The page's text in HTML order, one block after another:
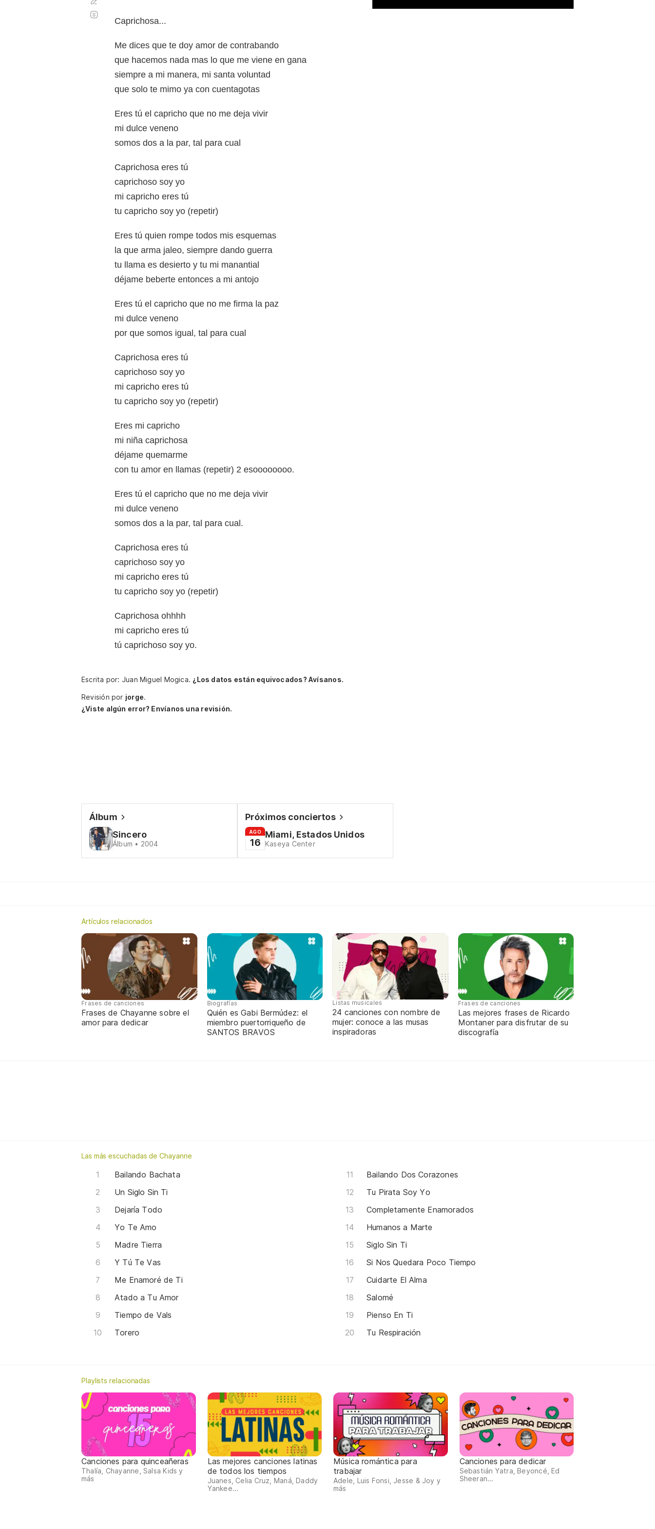
Caprichosa...
Me dices que te doy amor de contrabando
que hacemos nada mas lo que me viene en gana
siempre a mi manera, mi santa voluntad
que solo te mimo ya con cuentagotas
Eres tú el capricho que no me deja vivir
mi dulce veneno
somos dos a la par, tal para cual
Caprichosa eres tú
caprichoso soy yo
mi capricho eres tú
tu capricho soy yo (repetir)
Eres tú quien rompe todos mis esquemas
la que arma jaleo, siempre dando guerra
tu llama es desierto y tu mi manantial
déjame beberte entonces a mi antojo
Eres tú el capricho que no me firma la paz
mi dulce veneno
por que somos igual, tal para cual
Caprichosa eres tú
caprichoso soy yo
mi capricho eres tú
tu capricho soy yo (repetir)
Eres mi capricho
mi niña caprichosa
déjame quemarme
con tu amor en llamas (repetir) 2 esoooooooo.
Eres tú el capricho que no me deja vivir
mi dulce veneno
somos dos a la par, tal para cual.
Caprichosa eres tú
caprichoso soy yo
mi capricho eres tú
tu capricho soy yo (repetir)
Caprichosa ohhhh
mi capricho eres tú
tú caprichoso soy yo.
automático
Escrita por: Juan Miguel Mogica. ¿Los datos están equivocados? Avísanos.
Revisión por jorge.
¿Viste algún error? Envíanos una revisión.
Álbum
Sincero
Álbum • 2004
Próximos conciertos
AGO
16
Miami, Estados Unidos
Kaseya Center
Artículos relacionados
Frases de canciones
Frases de Chayanne sobre el
amor para dedicar
Biografías
Quién es Gabi Bermúdez: el
miembro puertorriqueño de
SANTOS BRAVOS
Listas musicales
24 canciones con nombre de
mujer: conoce a las musas
inspiradoras
Frases de canciones
Las mejores frases de Ricardo
Montaner para disfrutar de su
discografía
Las más escuchadas de Chayanne
Bailando Bachata
Un Siglo Sin Ti
Dejaría Todo
Yo Te Amo
Madre Tierra
Y Tú Te Vas
Me Enamoré de Ti
Atado a Tu Amor
Tiempo de Vals
Torero
Bailando Dos Corazones
Tu Pirata Soy Yo
Completamente Enamorados
Humanos a Marte
Siglo Sin Ti
Si Nos Quedara Poco Tiempo
Cuidarte El Alma
Salomé
Pienso En Ti
Tu Respiración
Playlists relacionadas
Canciones para quinceañeras
Thalía, Chayanne, Salsa Kids y
más
Las mejores canciones latinas
de todos los tiempos
Juanes, Celia Cruz, Maná, Daddy
Yankee...
Música romántica para
trabajar
Adele, Luis Fonsi, Jesse & Joy y
más
Canciones para dedicar
Sebastián Yatra, Beyoncé, Ed
Sheeran...